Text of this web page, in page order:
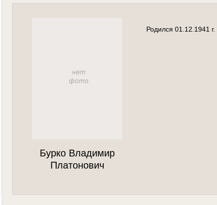
Бурко Владимир
Платонович
Родился 01.12.1941